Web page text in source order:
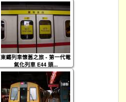
東鐵列車懷舊之旅 - 第一代電
氣化列車 E44 頭...